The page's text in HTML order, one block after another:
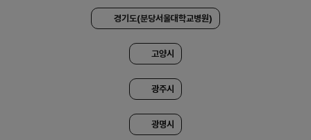
경기도(분당서울대학교병원)
고양시
광주시
광명시